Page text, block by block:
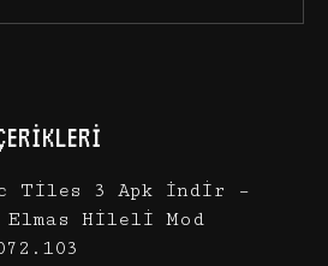
Tiles 3 Apk İndir –
Hileli Mod